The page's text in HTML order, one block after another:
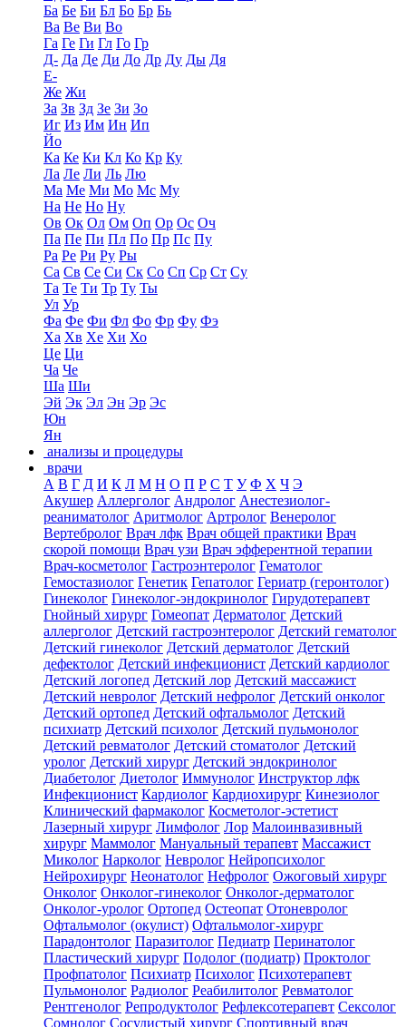
Ба Бе Би Бл Бо Бр Бь
Ва Ве Ви Во
Га Ге Ги Гл Го Гр
Д- Да Де Ди До Др Ду Ды Дя
Е-
Же Жи
За Зв Зд Зе Зи Зо
Иг Из Им Ин Ип
Йо
Ка Ке Ки Кл Ко Кр Ку
Ла Ле Ли Ль Лю
Ма Ме Ми Мо Мс Му
На Не Но Ну
Ов Ок Ол Ом Оп Ор Ос Оч
Па Пе Пи Пл По Пр Пс Пу
Ра Ре Ри Ру Ры
Са Св Се Си Ск Со Сп Ср Ст Су
Та Те Ти Тр Ту Ты
Ул Ур
Фа Фе Фи Фл Фо Фр Фу Фэ
Ха Хв Хе Хи Хо
Це Ци
Ча Че
Ша Ши
Эй Эк Эл Эн Эр Эс
Юн
Ян
анализы и процедуры
врачи
А В Г Д И К Л М Н О П Р С Т У Ф Х Ч Э
Акушер Аллерголог Андролог Анестезиолог-
реаниматолог Аритмолог Артролог Венеролог
Вертебролог Врач лфк Врач общей практики Врач
скорой помощи Врач узи Врач эфферентной терапии
Врач-косметолог Гастроэнтеролог Гематолог
Гемостазиолог Генетик Гепатолог Гериатр (геронтолог)
Гинеколог Гинеколог-эндокринолог Гирудотерапевт
Гнойный хирург Гомеопат Дерматолог Детский
аллерголог Детский гастроэнтеролог Детский гематолог
Детский гинеколог Детский дерматолог Детский
дефектолог Детский инфекционист Детский кардиолог
Детский логопед Детский лор Детский массажист
Детский невролог Детский нефролог Детский онколог
Детский ортопед Детский офтальмолог Детский
психиатр Детский психолог Детский пульмонолог
Детский ревматолог Детский стоматолог Детский
уролог Детский хирург Детский эндокринолог
Диабетолог Диетолог Иммунолог Инструктор лфк
Инфекционист Кардиолог Кардиохирург Кинезиолог
Клинический фармаколог Косметолог-эстетист
Лазерный хирург Лимфолог Лор Малоинвазивный
хирург Маммолог Мануальный терапевт Массажист
Миколог Нарколог Невролог Нейропсихолог
Нейрохирург Неонатолог Нефролог Ожоговый хирург
Онколог Онколог-гинеколог Онколог-дерматолог
Онколог-уролог Ортопед Остеопат Отоневролог
Офтальмолог (окулист) Офтальмолог-хирург
Парадонтолог Паразитолог Педиатр Перинатолог
Пластический хирург Подолог (подиатр) Проктолог
Профпатолог Психиатр Психолог Психотерапевт
Пульмонолог Радиолог Реабилитолог Ревматолог
Рентгенолог Репродуктолог Рефлексотерапевт Сексолог
Сомнолог Сосудистый хирург Спортивный врач